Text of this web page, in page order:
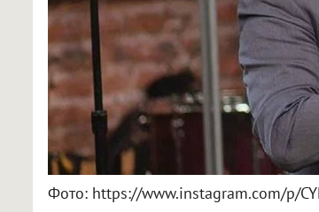
Фото: https://www.instagram.com/p/